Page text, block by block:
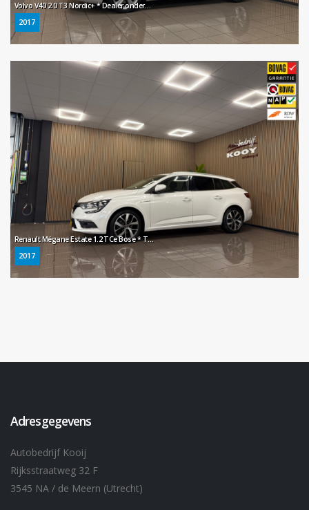
Volvo V40 2.0 T3 Nordic+ * Dealer onderhouden / Navigatie / LED / Stoelverwarming / NL Auto *
2017
Renault Mégane Estate 1.2 TCe Bose * Trekhaak / Navigatie / Camera / Parkeersensoren / NL Auto *
2017
Adresgegevens
Autobedrijf Kooij
Rijksstraatweg 32 F
3545 NA / de Meern (Utrecht)